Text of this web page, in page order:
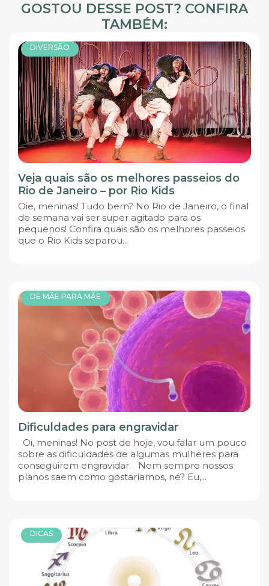
GOSTOU DESSE POST? CONFIRA
TAMBÉM:
DIVERSÃO
Veja quais são os melhores passeios do
Rio de Janeiro – por Rio Kids
Oie, meninas! Tudo bem? No Rio de Janeiro, o final
de semana vai ser super agitado para os
pequenos! Confira quais são os melhores passeios
que o Rio Kids separou...
DE MÃE PARA MÃE
Dificuldades para engravidar
Oi, meninas! No post de hoje, vou falar um pouco
sobre as dificuldades de algumas mulheres para
conseguirem engravidar. Nem sempre nossos
planos saem como gostaríamos, né? Eu,...
DICAS